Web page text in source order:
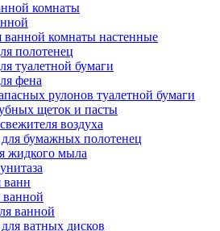
комнаты
комнаты настенные
полотенец
туалетной бумаги
фена
рулонов туалетной бумаги
щеток и пасты
воздуха
бумажных полотенец
жидкого мыла
ванн
ванной
ватных дисков